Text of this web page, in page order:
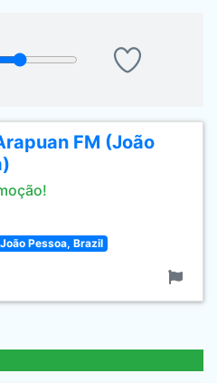
FM (João
João Pessoa, Brazil